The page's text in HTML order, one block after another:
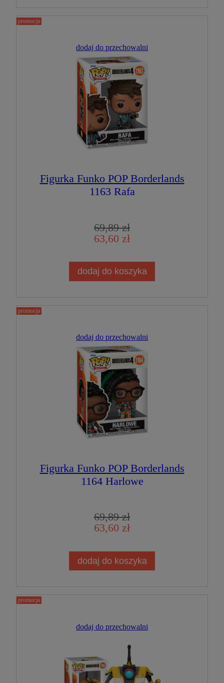
dodaj do przechowalni
Figurka Funko POP Borderlands
1163 Rafa
69,89 zł
63,60 zł
dodaj do koszyka
promocja
dodaj do przechowalni
Figurka Funko POP Borderlands
1164 Harlowe
69,89 zł
63,60 zł
dodaj do koszyka
promocja
dodaj do przechowalni
promocja